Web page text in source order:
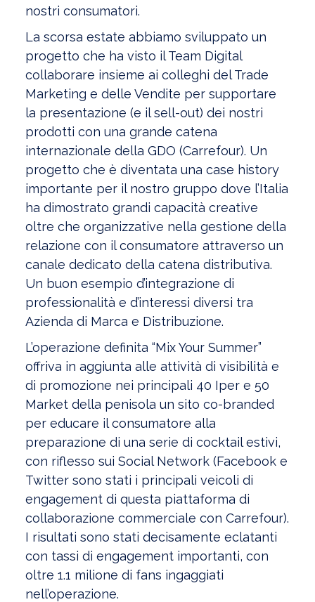
nostri consumatori.
La scorsa estate abbiamo sviluppato un
progetto che ha visto il Team Digital
collaborare insieme ai colleghi del Trade
Marketing e delle Vendite per supportare
la presentazione (e il sell-out) dei nostri
prodotti con una grande catena
internazionale della GDO (Carrefour). Un
progetto che è diventata una case history
importante per il nostro gruppo dove l’Italia
ha dimostrato grandi capacità creative
oltre che organizzative nella gestione della
relazione con il consumatore attraverso un
canale dedicato della catena distributiva.
Un buon esempio d’integrazione di
professionalità e d’interessi diversi tra
Azienda di Marca e Distribuzione.
L’operazione definita “Mix Your Summer”
offriva in aggiunta alle attività di visibilità e
di promozione nei principali 40 Iper e 50
Market della penisola un sito co-branded
per educare il consumatore alla
preparazione di una serie di cocktail estivi,
con riflesso sui Social Network (Facebook e
Twitter sono stati i principali veicoli di
engagement di questa piattaforma di
collaborazione commerciale con Carrefour).
I risultati sono stati decisamente eclatanti
con tassi di engagement importanti, con
oltre 1.1 milione di fans ingaggiati
nell’operazione.